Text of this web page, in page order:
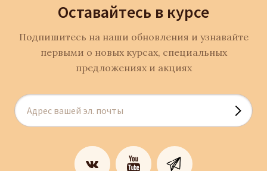
Оставайтесь в курсе
Подпишитесь на наши обновления и узнавайте
первыми о новых курсах, специальных
предложениях и акциях